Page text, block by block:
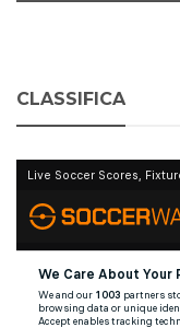
CLASSIFICA